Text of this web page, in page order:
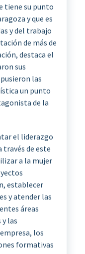
tiene su punto
y que es
y del trabajo
de más de
destaca el
sus
las
un punto
de la
el liderazgo
de este
a la mujer
establecer
y atender las
áreas
las
los
formativas